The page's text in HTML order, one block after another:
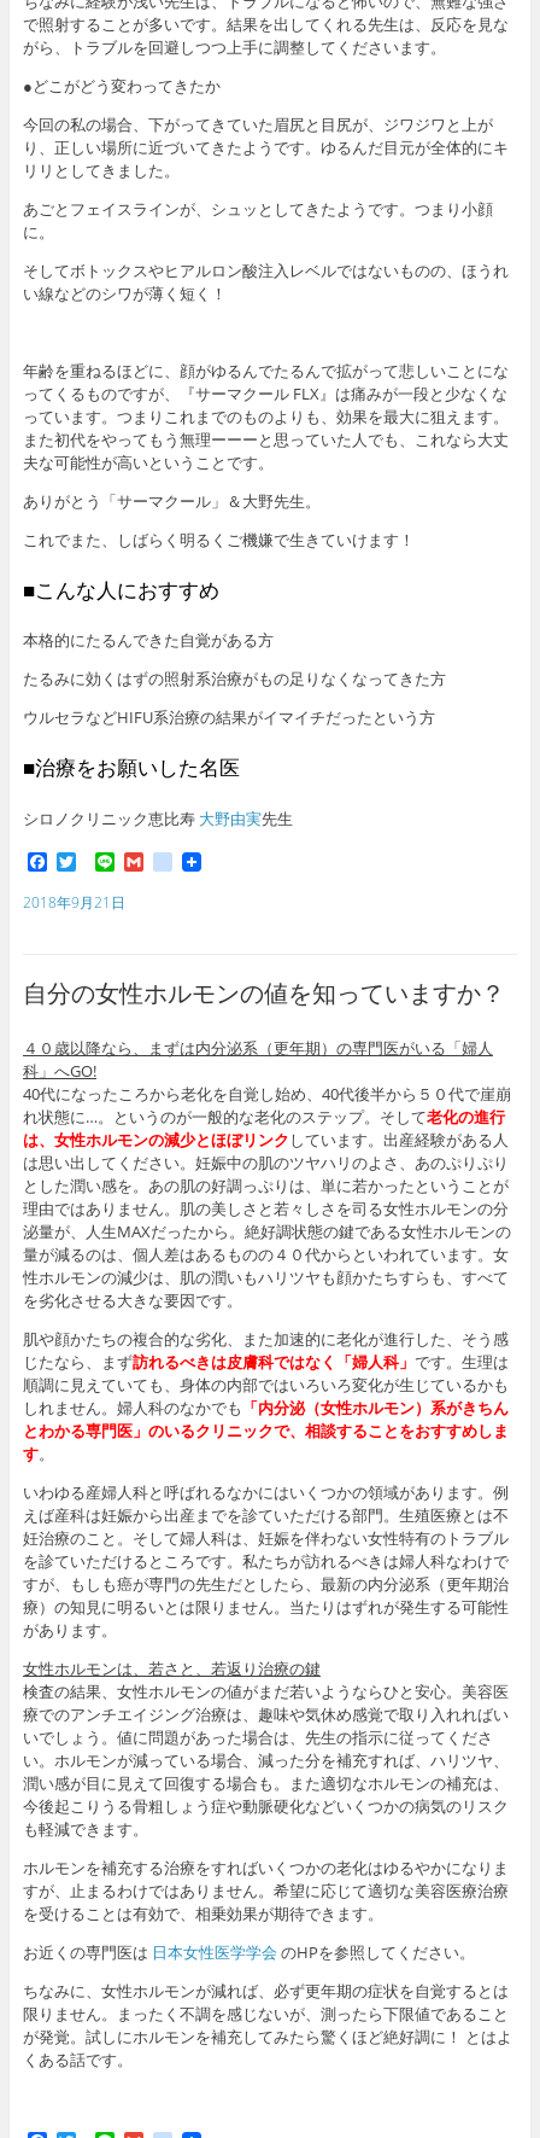
で照射することが多いです。結果を出してくれる先生は、反応を見な
がら、トラブルを回避しつつ上手に調整してくださいます。
●どこがどう変わってきたか
今回の私の場合、下がってきていた眉尻と目尻が、ジワジワと上が
り、正しい場所に近づいてきたようです。ゆるんだ目元が全体的にキ
リリとしてきました。
あごとフェイスラインが、シュッとしてきたようです。つまり小顔
に。
そしてボトックスやヒアルロン酸注入レベルではないものの、ほうれ
い線などのシワが薄く短く！
年齢を重ねるほどに、顔がゆるんでたるんで拡がって悲しいことにな
ってくるものですが、『サーマクール FLX』は痛みが一段と少なくな
っています。つまりこれまでのものよりも、効果を最大に狙えます。
また初代をやってもう無理ーーーと思っていた人でも、これなら大丈
夫な可能性が高いということです。
ありがとう「サーマクール」＆大野先生。
これでまた、しばらく明るくご機嫌で生きていけます！
■こんな人におすすめ
本格的にたるんできた自覚がある方
たるみに効くはずの照射系治療がもの足りなくなってきた方
ウルセラなどHIFU系治療の結果がイマイチだったという方
■治療をお願いした名医
シロノクリニック恵比寿 大野由実先生
F
c
o
k
T
i
L
n
G g
b
o
k
a
r
k
s
2018年9月21日
自分の女性ホルモンの値を知っていますか？
４０歳以降なら、まずは内分泌系（更年期）の専門医がいる「婦人
科」へGO!
40代になったころから老化を自覚し始め、40代後半から５０代で崖崩
れ状態に…。というのが一般的な老化のステップ。そして老化の進行
は、女性ホルモンの減少とほぼリンクしています。出産経験がある人
は思い出してください。妊娠中の肌のツヤハリのよさ、あのぷりぷり
とした潤い感を。あの肌の好調っぷりは、単に若かったということが
理由ではありません。肌の美しさと若々しさを司る女性ホルモンの分
泌量が、人生MAXだったから。絶好調状態の鍵である女性ホルモンの
量が減るのは、個人差はあるものの４０代からといわれています。女
性ホルモンの減少は、肌の潤いもハリツヤも顔かたちすらも、すべて
を劣化させる大きな要因です。
肌や顔かたちの複合的な劣化、また加速的に老化が進行した、そう感
じたなら、まず訪れるべきは皮膚科ではなく「婦人科」 です。生理は
順調に見えていても、身体の内部ではいろいろ変化が生じているかも
しれません。婦人科のなかでも 「内分泌（女性ホルモン）系がきちん
とわかる専門医」 のいるクリニックで、相談することをおすすめしま
す。
いわゆる産婦人科と呼ばれるなかにはいくつかの領域があります。例
えば産科は妊娠から出産までを診ていただける部門。生殖医療とは不
妊治療のこと。そして婦人科は、妊娠を伴わない女性特有のトラブル
を診ていただけるところです。私たちが訪れるべきは婦人科なわけで
すが、もしも癌が専門の先生だとしたら、最新の内分泌系（更年期治
療）の知見に明るいとは限りません。当たりはずれが発生する可能性
があります。
女性ホルモンは、若さと、若返り治療の鍵
検査の結果、女性ホルモンの値がまだ若いようならひと安心。美容医
療でのアンチエイジング治療は、趣味や気休め感覚で取り入れればい
いでしょう。値に問題があった場合は、先生の指示に従ってくださ
い。ホルモンが減っている場合、減った分を補充すれば、ハリツヤ、
潤い感が目に見えて回復する場合も。また適切なホルモンの補充は、
今後起こりうる骨粗しょう症や動脈硬化などいくつかの病気のリスク
も軽減できます。
ホルモンを補充する治療をすればいくつかの老化はゆるやかになりま
すが、止まるわけではありません。希望に応じて適切な美容医療治療
を受けることは有効で、相乗効果が期待できます。
お近くの専門医は 日本女性医学学会 のHPを参照してください。
ちなみに、女性ホルモンが減れば、必ず更年期の症状を自覚するとは
限りません。まったく不調を感じないが、測ったら下限値であること
が発覚。試しにホルモンを補充してみたら驚くほど絶好調に！ とはよ
くある話です。